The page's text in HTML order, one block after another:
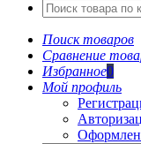
Поиск товаров
Сравнение
Избранное0
Мой профиль